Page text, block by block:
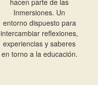
hacen parte de las
Inmersiones. Un
entorno dispuesto para
intercambiar reflexiones,
experiencias y saberes
en torno a la educación.